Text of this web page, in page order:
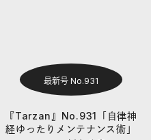
最新号 No.931
『Tarzan』No.931「自律神
経ゆったりメンテナンス術」